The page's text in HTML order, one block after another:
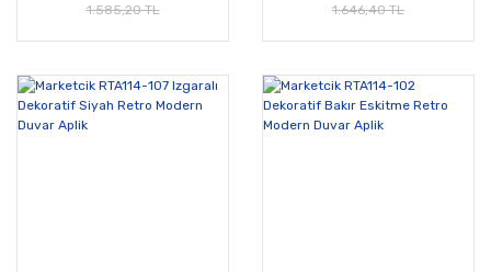
1.585,20 TL 1.646,40 TL